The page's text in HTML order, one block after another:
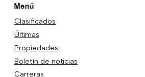
Menú
Clasificados
Últimas
Propiedades
Boletín de noticias
Carreras